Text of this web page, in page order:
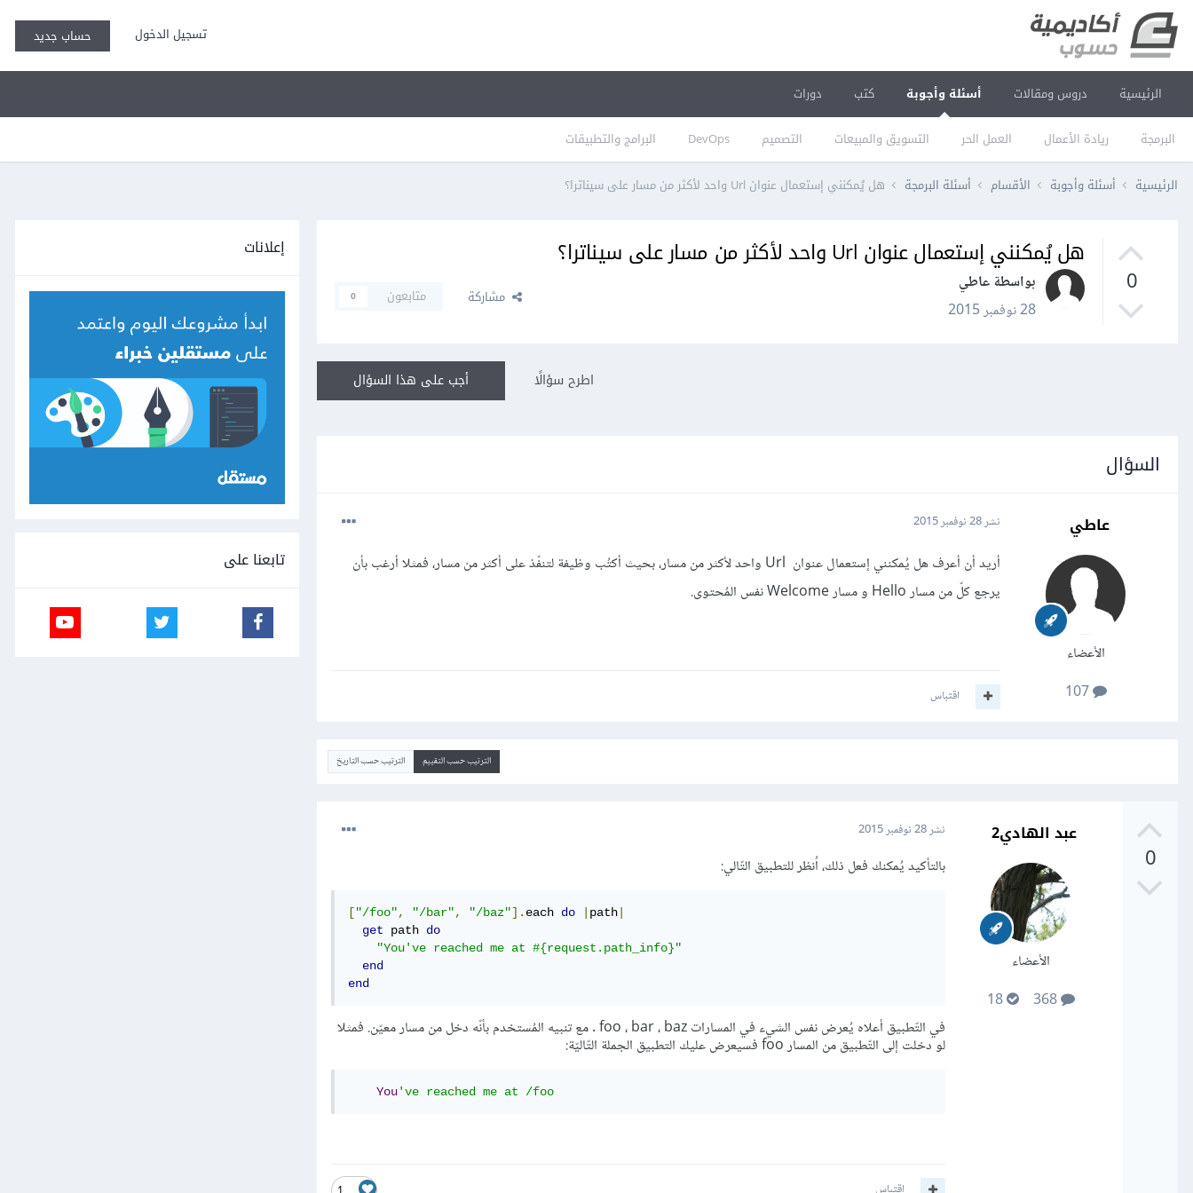
تسجيل الدخول حساب جديد
الرئيسية دروس ومقالات أسئلة وأجوبة
البرمجة ريادة الأعمال العمل الحر التسويق والمبيعات التصميم DevOps البرامج والتطبيقات
كتب دورات
الرئيسية أسئلة وأجوبة الأقسام أسئلة البرمجة هل يُمكنني إستعمال عنوان Url واحد لأكثر من مسار على سيناترا؟
0
هل يُمكنني إستعمال عنوان Url واحد لأكثر من مسار على سيناترا؟
بواسطة عاطي
28 نوفمبر 2015
مشاركة متابعون 0
أجب على هذا السؤال اطرح سؤالًا
السؤال
عاطي
الأعضاء
107
نشر28 نوفمبر 2015
أريد أن أعرف هل يُمكنني إستعمال عنوان Url واحد لأكثر من مسار، بحيث أكتُب وظيفة لتنفّذ على أكثر من مسار، فمثلا أرغب بأن
يرجع كلّ من مسار Hello و مسار Welcome نفس المُحتوى.
اقتباس
الترتيب حسب التقييم الترتيب حسب التاريخ
0
عبد الهادي2
الأعضاء
368
18
نشر28 نوفمبر 2015
بالتأكيد يُمكنك فعل ذلك، اُنظر للتطبيق التّالي:
["/foo", "/bar", "/baz"]. each do path
get path do
"You've reached me at #{request.path_info}"
end
end
في التّطبيق أعلاه يُعرض نفس الشيء في المسارات foo ، bar ، baz . مع تنبيه المُستخدم بأنّه دخل من مسار معيّن. فمثلا
لو دخلت إلى التّطبيق من المسار foo فسيعرض عليك التطبيق الجملة التّاليّة:
You
إعلانات
تابعنا على